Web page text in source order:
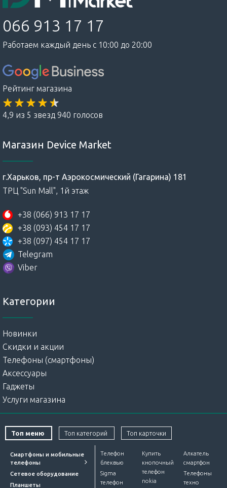
066 913 17 17
Работаем каждый день с 10:00 до 20:00
Рейтинг магазина
4,9 из 5 звезд 940 голосов
Магазин Device Market
г.Харьков, пр-т Аэрокосмический (Гагарина) 181
ТРЦ "Sun Mall", 1й этаж
+38 (066) 913 17 17
+38 (093) 454 17 17
+38 (097) 454 17 17
Telegram
Viber
Категории
Новинки
Скидки и акции
Телефоны (смартфоны)
Аксессуары
Гаджеты
Услуги магазина
Топ меню Топ категорий Топ карточки
Смартфоны и мобильные
телефоны
Сетевое оборудование
Планшеты
Телефон
блеквью
Sigma
телефон
Купить
кнопочный
телефон
nokia
Алкатель
смартфон
Телефоны
техно